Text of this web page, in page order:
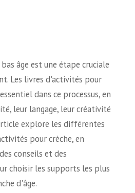
âge est une étape cruciale
Les livres d'activités pour
dans ce processus, en
leur langage, leur créativité
explore les différentes
pour crèche, en
conseils et des
choisir les supports les plus
d'âge.